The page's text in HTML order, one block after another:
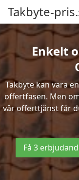
Takbyte-
Enkelt
Takbyte kan vara
offertfasen. Men
vår offerttjänst får
Få 3